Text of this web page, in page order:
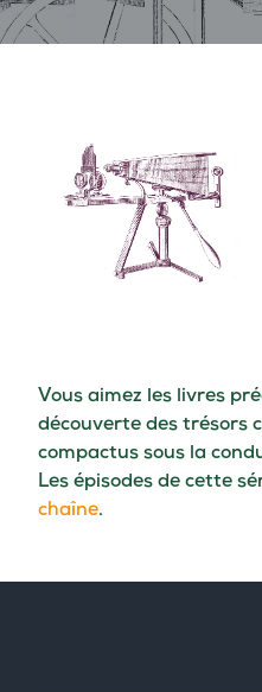
Vous aimez les livres
découverte des trésors
compactus sous la
Les épisodes de cette
chaîne.